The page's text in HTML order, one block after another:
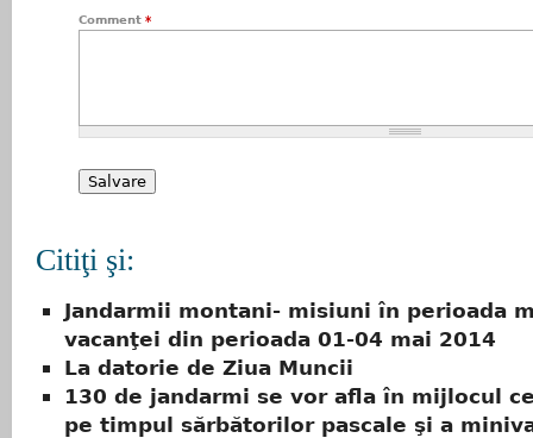
Comment *
Citiţi şi:
Jandarmii montani- misiuni în perioada
vacanţei din perioada 01-04 mai 2014
La datorie de Ziua Muncii
130 de jandarmi se vor afla în mijlocul
pe timpul sărbătorilor pascale şi a